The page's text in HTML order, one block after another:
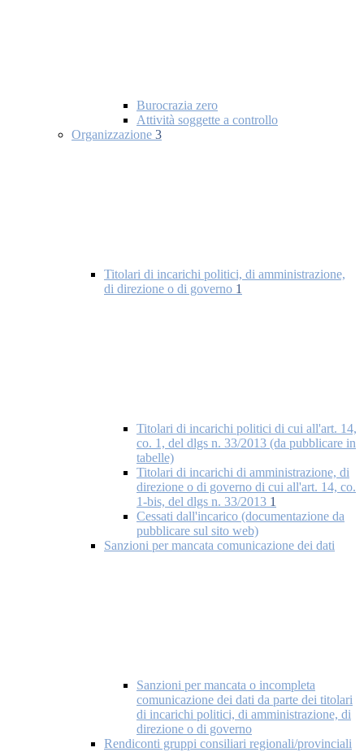
Burocrazia zero
Attività soggette a controllo
Organizzazione 3
Titolari di incarichi politici, di amministrazione,
di direzione o di governo 1
Titolari di incarichi politici di cui all'art. 14,
co. 1, del dlgs n. 33/2013 (da pubblicare in
tabelle)
Titolari di incarichi di amministrazione, di
direzione o di governo di cui all'art. 14, co.
1-bis, del dlgs n. 33/2013 1
Cessati dall'incarico (documentazione da
pubblicare sul sito web)
Sanzioni per mancata comunicazione dei dati
Sanzioni per mancata o incompleta
comunicazione dei dati da parte dei titolari
di incarichi politici, di amministrazione, di
direzione o di governo
Rendiconti gruppi consiliari regionali/provinciali